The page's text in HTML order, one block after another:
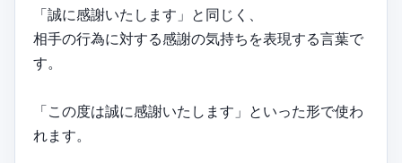
「誠に感謝いたします」と同じく、
相手の行為に対する感謝の気持ちを表現する言葉で
す。
「この度は誠に感謝いたします」といった形で使わ
れます。